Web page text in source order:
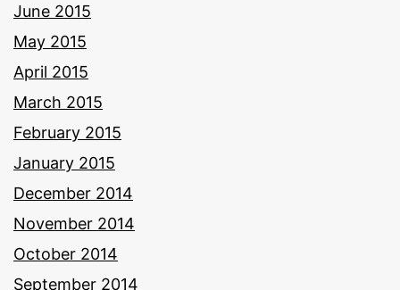
June 2015
May 2015
April 2015
March 2015
February 2015
January 2015
December 2014
November 2014
October 2014
September 2014